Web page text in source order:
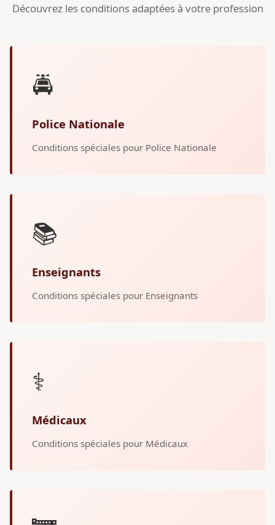
Découvrez les conditions adaptées à votre profession
🚔
Police Nationale
Conditions spéciales pour Police Nationale
📚
Enseignants
Conditions spéciales pour Enseignants
⚕️
Médicaux
Conditions spéciales pour Médicaux